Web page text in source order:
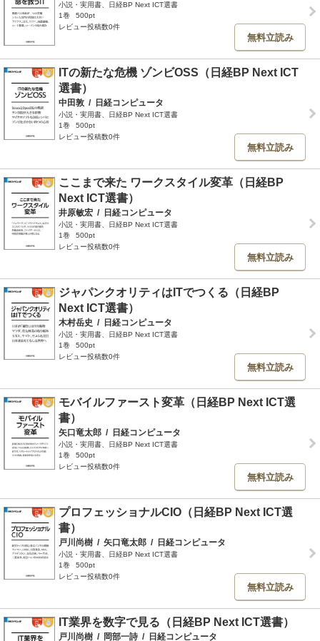
小説・実用書、日経BP Next ICT選書
1巻
500pt
レビュー投稿数0件
無料立読み
ITの新たな危機 ゾンビOSS（日経BP Next ICT
選書）
中田敦 / 日経コンピュータ
小説・実用書、日経BP Next ICT選書
1巻
500pt
レビュー投稿数0件
無料立読み
ここまで来た ワークスタイル変革（日経BP
Next ICT選書）
井原敏宏 / 日経コンピュータ
小説・実用書、日経BP Next ICT選書
1巻
500pt
レビュー投稿数0件
無料立読み
ジャパンクオリティはITでつくる（日経BP
Next ICT選書）
木村岳史 / 日経コンピュータ
小説・実用書、日経BP Next ICT選書
1巻
500pt
レビュー投稿数0件
無料立読み
モバイルファースト変革（日経BP Next ICT選
書）
矢口竜太郎 / 日経コンピュータ
小説・実用書、日経BP Next ICT選書
1巻
500pt
レビュー投稿数0件
無料立読み
プロフェッショナルCIO（日経BP Next ICT選
書）
戸川尚樹 / 矢口竜太郎 / 日経コンピュータ
小説・実用書、日経BP Next ICT選書
1巻
500pt
レビュー投稿数0件
無料立読み
IT業界を数字で見る（日経BP Next ICT選書）
戸川尚樹 / 岡部一詩 / 日経コンピュータ